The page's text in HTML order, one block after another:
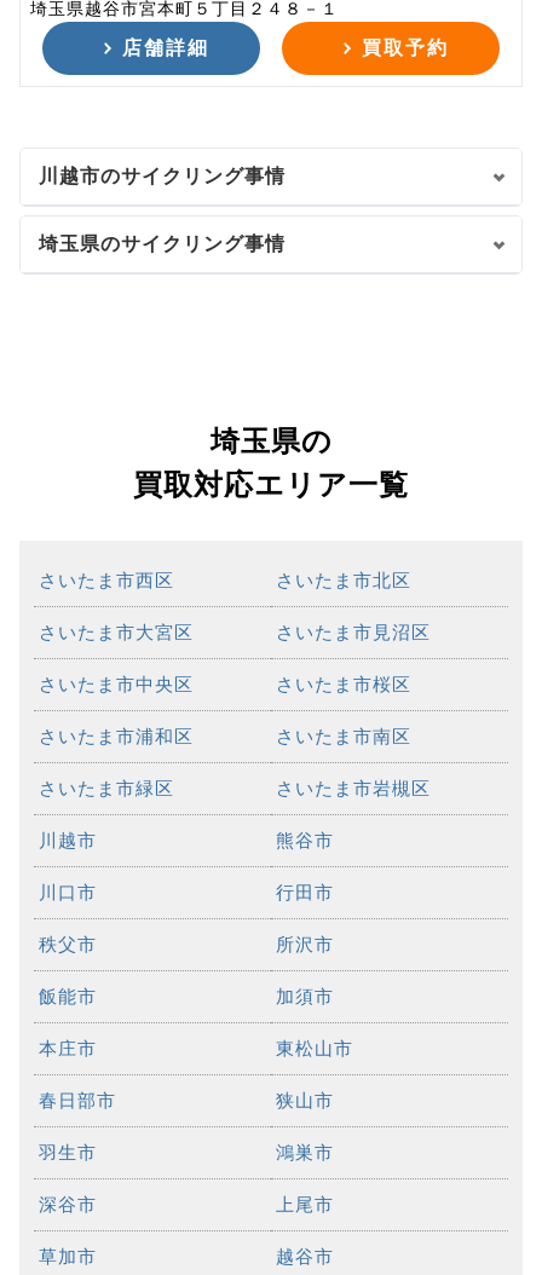
埼玉県越谷市宮本町５丁目２４８－１
店舗詳細 買取予約
川越市のサイクリング事情
埼玉県のサイクリング事情
埼玉県の
買取対応エリア一覧
さいたま市西区 さいたま市北区
さいたま市大宮区 さいたま市見沼区
さいたま市中央区 さいたま市桜区
さいたま市浦和区 さいたま市南区
さいたま市緑区 さいたま市岩槻区
川越市 熊谷市
川口市 行田市
秩父市 所沢市
飯能市 加須市
本庄市 東松山市
春日部市 狭山市
羽生市 鴻巣市
深谷市 上尾市
草加市 越谷市